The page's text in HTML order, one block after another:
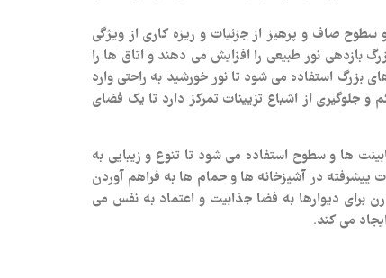
صاف و پرهیز از جزئیات و ریزه کاری از ویژگی‌
بازدهی نور طبیعی را افزایش می‌ دهند و اتاق‌ ها را
استفاده می‌ شود تا نور خورشید به راحتی وارد
جلوگیری از اشباع تزیینات تمرکز دارد تا یک فضای
ها و سطوح استفاده می‌ شود تا تنوع و زیبایی به
در آشپزخانه‌ ها و حمام‌ ها به فراهم آوردن
برای دیوارها به فضا جذابیت و اعتماد به نفس می‌
می‌ کند.